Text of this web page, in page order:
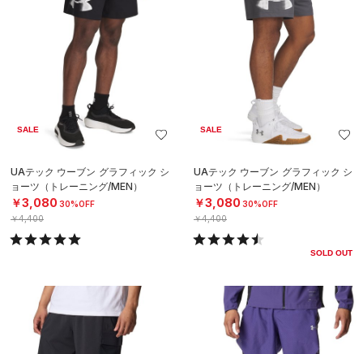
SALE
UAテック ウーブン グラフィック シ
ョーツ（トレーニング/MEN）
￥3,080 30%OFF
￥4,400
SALE
UAテック ウーブン グラフィック シ
ョーツ（トレーニング/MEN）
￥3,080 30%OFF
￥4,400
SOLD OUT